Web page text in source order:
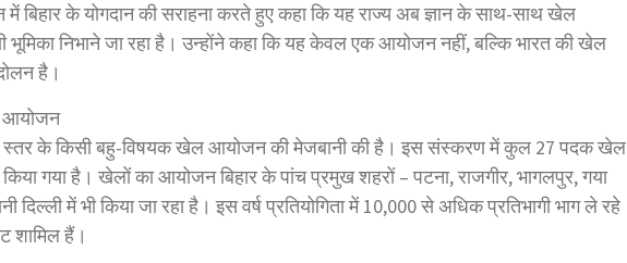
में बिहार के योगदान की सराहना करते हुए कहा कि यह राज्य अब ज्ञान के साथ-साथ खेल
भूमिका निभाने जा रहा है। उन्होंने कहा कि यह केवल एक आयोजन नहीं, बल्कि भारत की खेल
है।
आयोजन
स्तर के किसी बहु-विषयक खेल आयोजन की मेजबानी की है। इस संस्करण में कुल 27 पदक खेल
गया है। खेलों का आयोजन बिहार के पांच प्रमुख शहरों – पटना, राजगीर, भागलपुर, गया
में भी किया जा रहा है। इस वर्ष प्रतियोगिता में 10,000 से अधिक प्रतिभागी भाग ले रहे
शामिल हैं।